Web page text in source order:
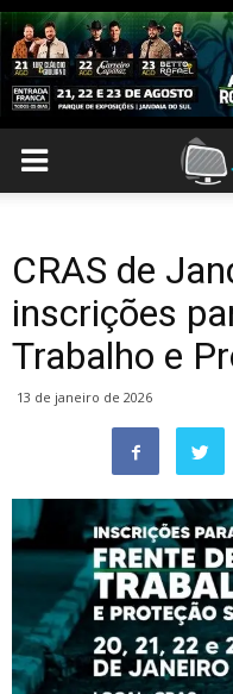
CRAS de
inscrições
Trabalho e
13 de janeiro de 2026